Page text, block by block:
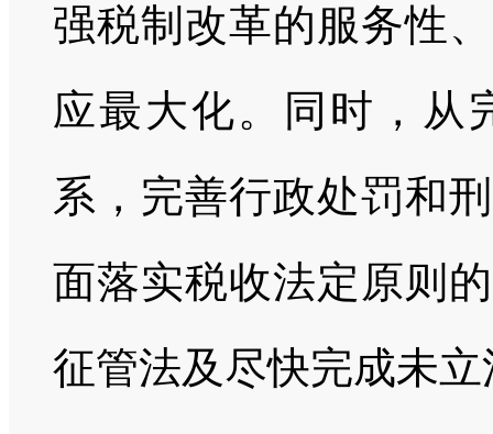
强税制改革的服务性
应最大化。同时，从
系，完善行政处罚和
面落实税收法定原则
征管法及尽快完成未